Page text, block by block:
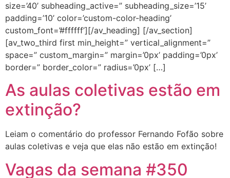
size=’40’ subheading_active=” subheading_size=’15’
padding=’10’ color=’custom-color-heading’
custom_font=’#ffffff’][/av_heading] [/av_section]
[av_two_third first min_height=” vertical_alignment=”
space=” custom_margin=” margin=’0px’ padding=’0px’
border=” border_color=” radius=’0px’ […]
As aulas coletivas estão em
extinção?
Leiam o comentário do professor Fernando Fofão sobre
aulas coletivas e veja que elas não estão em extinção!
Vagas da semana #350